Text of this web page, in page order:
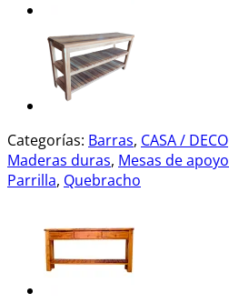
Categorías: Barras, CASA / DECO
Maderas duras, Mesas de apoyo
Parrilla, Quebracho